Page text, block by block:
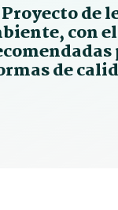
Proyecto de
con
de